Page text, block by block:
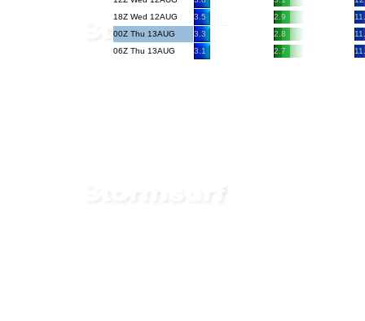
18Z Wed 12AUG
3.5 2.9
00Z Thu 13AUG
3.3 2.8
06Z Thu 13AUG
3.1 2.7